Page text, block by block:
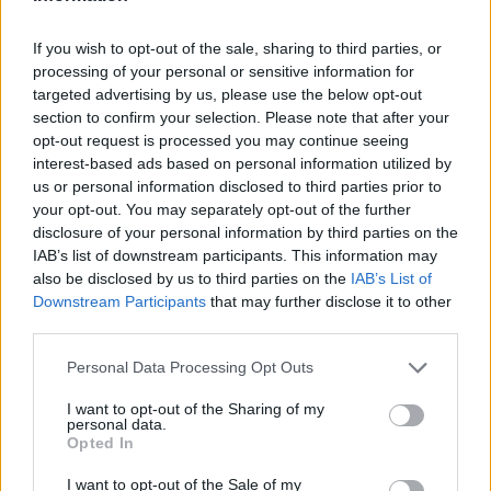
If you wish to opt-out of the sale, sharing to third parties, or
processing of your personal or sensitive information for
targeted advertising by us, please use the below opt-out
section to confirm your selection. Please note that after your
opt-out request is processed you may continue seeing
interest-based ads based on personal information utilized by
us or personal information disclosed to third parties prior to
your opt-out. You may separately opt-out of the further
disclosure of your personal information by third parties on the
IAB’s list of downstream participants. This information may
also be disclosed by us to third parties on the IAB’s List of
Downstream Participants that may further disclose it to other
Personal Data Processing Opt Outs
I want to opt-out of the Sharing of my
personal data.
Opted In
I want to opt-out of the Sale of my
AUDIENCIAS ESTRENOS STREAMING
GENTE TV CONCURSOS REALITIES
Ver perfil
@teletextopuntocom Ver perfil